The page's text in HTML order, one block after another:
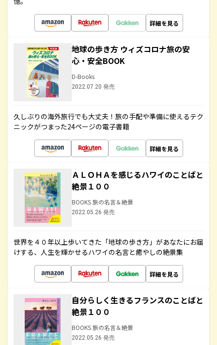
詳細を見る
地球の歩き方 ウィズコロナ旅の安
心・安全BOOK
D-Books
2022.07.20 発売
久しぶりの海外旅行でも大丈夫！旅の手配や準備に使えるテク
ニックがつまった24ページの電子書籍
詳細を見る
ＡＬＯＨＡを感じるハワイのことばと
絶景１００
BOOKS 旅の名言＆絶景
2022.05.26 発売
世界を４０年以上歩いてきた「地球の歩き方」があなたにお届
けする、人生を輝かせるハワイの名言と癒やしの絶景集
詳細を見る
自分らしく生きるフランスのことばと
絶景１００
BOOKS 旅の名言＆絶景
2022.05.26 発売